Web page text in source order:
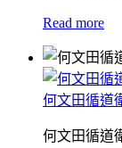
Read more
何文田循道
何文田循道